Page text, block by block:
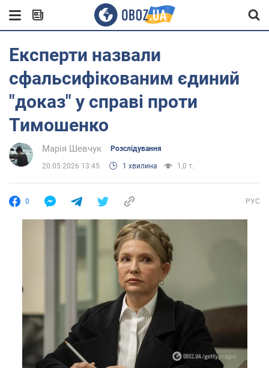
Експерти назвали
сфальсифікованим єдиний
"доказ" у справі проти
Тимошенко
Марія Шевчук Розслідування
20.05.2026 13:45 1 хвилина 1,0 т.
0 РУС